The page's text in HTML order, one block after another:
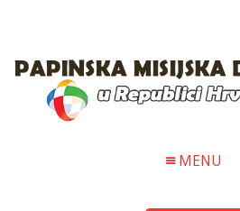
MENU